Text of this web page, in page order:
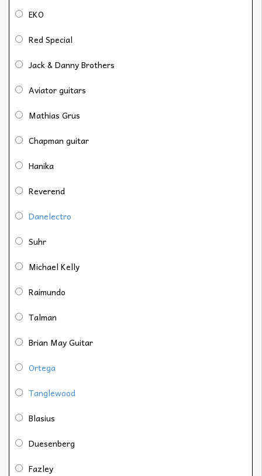
EKO
Red Special
Jack & Danny Brothers
Aviator guitars
Mathias Grus
Chapman guitar
Hanika
Reverend
Danelectro
Suhr
Michael Kelly
Raimundo
Talman
Brian May Guitar
Ortega
Tanglewood
Blasius
Duesenberg
Fazley